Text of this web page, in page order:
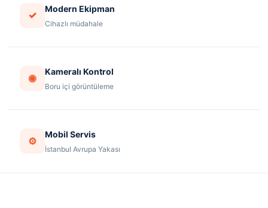
✓
Modern Ekipman
Cihazlı müdahale
◉
Kameralı Kontrol
Boru içi görüntüleme
⚙
Mobil Servis
İstanbul Avrupa Yakası